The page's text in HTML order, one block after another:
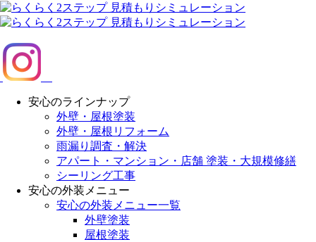
安心のラインナップ
外壁・屋根塗装
外壁・屋根リフォーム
雨漏り調査・解決
アパート・マンション・店舗 塗装・大規模修繕
シーリング工事
安心の外装メニュー
安心の外装メニュー一覧
外壁塗装
屋根塗装